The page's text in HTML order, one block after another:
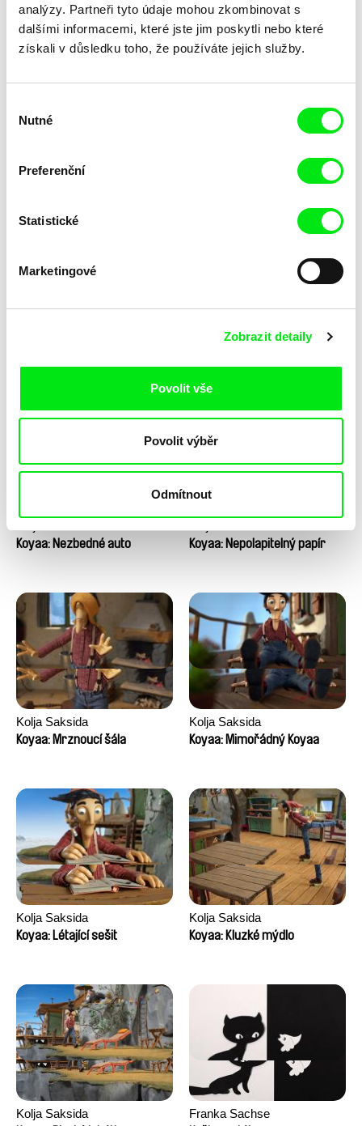
analýzy. Partneři tyto údaje mohou zkombinovat s
dalšími informacemi, které jste jim poskytli nebo které
získali v důsledku toho, že používáte jejich služby.
souhlasu
Nutné
Preferenční
Statistické
Marketingové
Zobrazit detaily
Povolit vše
Povolit výběr
Odmítnout
Kolja Saksida
Koyaa: Nezbedné auto
Koyaa: Nepolapitelný papír
Kolja Saksida
Koyaa: Mrznoucí šála
Kolja Saksida
Koyaa: Mimořádný Koyaa
Kolja Saksida
Koyaa: Létající sešit
Kolja Saksida
Koyaa: Kluzké mýdlo
Kolja Saksida
Franka Sachse